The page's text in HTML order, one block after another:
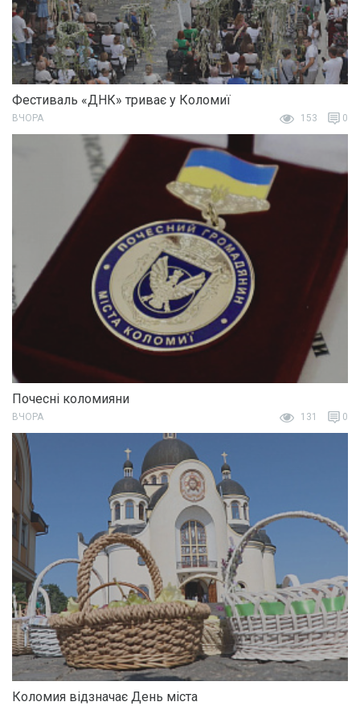
Фестиваль «ДНК» триває у Коломиї
ВЧОРА 153 0
Почесні коломияни
ВЧОРА 131 0
Коломия відзначає День міста